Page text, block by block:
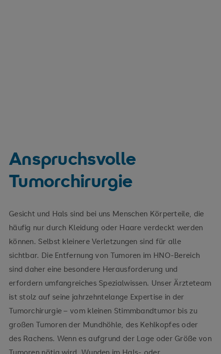
Anspruchsvolle
Tumorchirurgie
Gesicht und Hals sind bei uns Menschen Körperteile, die
häufig nur durch Kleidung oder Haare verdeckt werden
können. Selbst kleinere Verletzungen sind für alle
sichtbar. Die Entfernung von Tumoren im HNO-Bereich
sind daher eine besondere Herausforderung und
erfordern umfangreiches Spezialwissen. Unser Ärzteteam
ist stolz auf seine jahrzehntelange Expertise in der
Tumorchirurgie – vom kleinen Stimmbandtumor bis zu
großen Tumoren der Mundhöhle, des Kehlkopfes oder
des Rachens. Wenn es aufgrund der Lage oder Größe von
Tumoren nötig wird, Wunden im Hals- oder